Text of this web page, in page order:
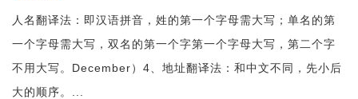
人名翻译法：即汉语拼音，姓的第一个字母需大写；单名的第
一个字母需大写，双名的第一个字第一个字母大写，第二个字
不用大写。December）4、地址翻译法：和中文不同，先小后
大的顺序。...